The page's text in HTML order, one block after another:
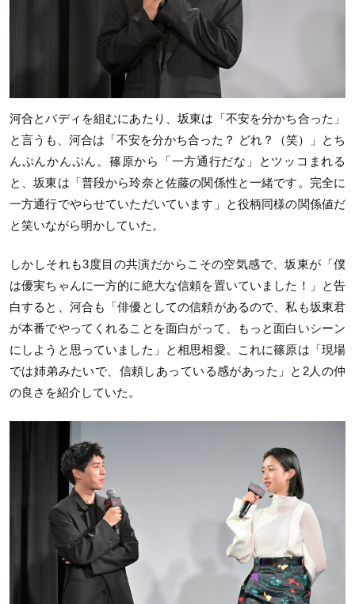
河合とバディを組むにあたり、坂東は「不安を分かち合った」
と言うも、河合は「不安を分かち合った？ どれ？（笑）」とち
んぷんかんぷん。篠原から「一方通行だな」とツッコまれる
と、坂東は「普段から玲奈と佐藤の関係性と一緒です。完全に
一方通行でやらせていただいています」と役柄同様の関係値だ
と笑いながら明かしていた。
しかしそれも3度目の共演だからこその空気感で、坂東が「僕
は優実ちゃんに一方的に絶大な信頼を置いていました！」と告
白すると、河合も「俳優としての信頼があるので、私も坂東君
が本番でやってくれることを面白がって、もっと面白いシーン
にしようと思っていました」と相思相愛。これに篠原は「現場
では姉弟みたいで、信頼しあっている感があった」と 2人の仲
の良さを紹介していた。